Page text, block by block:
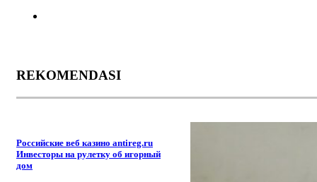
REKOMENDASI
Российские веб казино antireg.ru
Инвесторы на рулетку об игорный
дом